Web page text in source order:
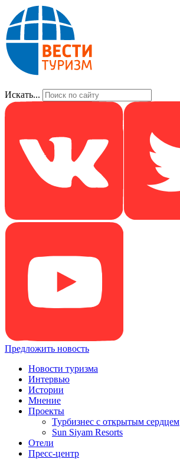
Искать...
Предложить новость
Новости туризма
Интервью
Истории
Мнение
Проекты
Турбизнес с открытым сердцем
Sun Siyam Resorts
Отели
Пресс-центр